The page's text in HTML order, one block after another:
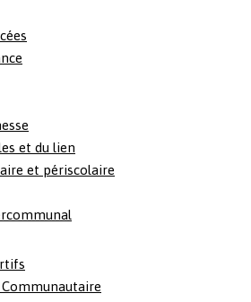
et du lien
et périscolaire